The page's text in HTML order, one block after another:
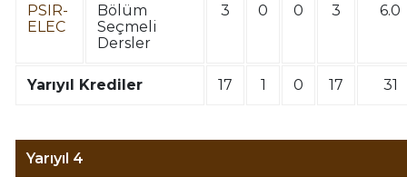
PSIR-
ELEC
Bölüm
Seçmeli
Dersler
3 0 0 3 6.0
Yarıyıl Krediler 17 1 0 17 31
Yarıyıl 4